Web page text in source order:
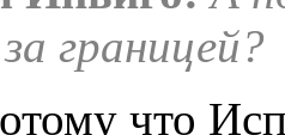
границей?
что